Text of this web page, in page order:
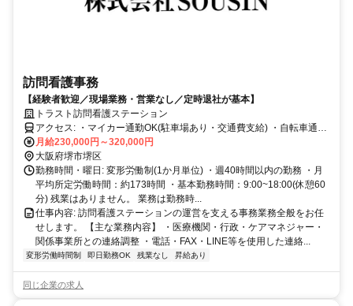
訪問看護事務
【経験者歓迎／現場業務・営業なし／定時退社が基本】
トラスト訪問看護ステーション
アクセス: ・マイカー通勤OK(駐車場あり・交通費支給) ・自転車通勤
OK(駐車スペースあり) ・南海高野線「堺東駅」~勤務地(堺市堺区翁
月給230,000円～320,000円
大阪府堺市堺区
勤務時間・曜日: 変形労働制(1か月単位) ・週40時間以内の勤務 ・月
平均所定労働時間：約173時間 ・基本勤務時間：9:00~18:00(休憩60
分) 残業はありません。 業務は勤務時...
仕事内容: 訪問看護ステーションの運営を支える事務業務全般をお任
せします。 【主な業務内容】 ・医療機関・行政・ケアマネジャー・
関係事業所との連絡調整 ・電話・FAX・LINE等を使用した連絡...
変形労働時間制 即日勤務OK 残業なし 昇給あり
同じ企業の求人